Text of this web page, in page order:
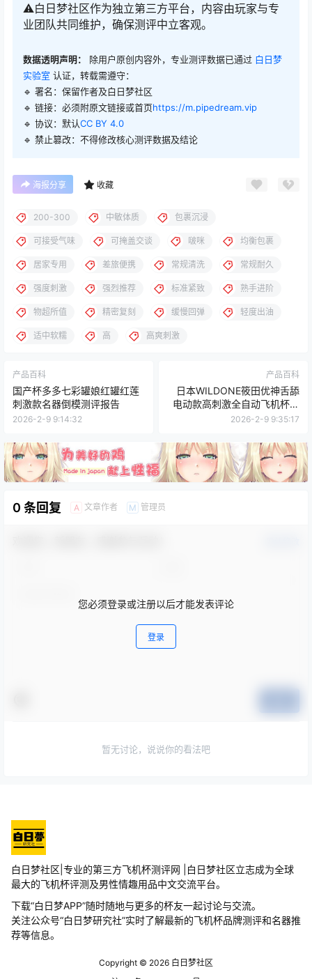
⚠️白日梦社区作为独立第三方平台，内容由玩家与专
业团队共同维护，确保测评中立客观。
数据透明声明： 除用户原创内容外，专业测评数据已通过 白日梦
实验室 认证，转载需遵守：
🔹 署名：保留作者及白日梦社区
🔹 链接：必须附原文链接或首页https://m.pipedream.vip
🔹 协议：默认CC BY 4.0
🔹 禁止篡改：不得修改核心测评数据及结论
海报分享 收藏
200-300 中敏体质 包裹沉浸
可接受气味 可掩盖交谈 啵咪 均衡包裹
居家专用 差旅便携 常规清洗 常规耐久
强度刺激 强烈推荐 标准紧致 熟手进阶
物超所值 精密复刻 缓慢回弹 轻度出油
适中软糯 高 高爽刺激
产品百科
国产杯多多七彩罐娘红罐红莲
刺激款名器倒模测评报告
2026-2-9 9:14:32
产品百科
日本WILDONE筱田优神舌舔
电动款高刺激全自动飞机杯测
评报告
2026-2-9 9:35:17
0 条回复 A 文章作者 M 管理员
您必须登录或注册以后才能发表评论
登录
暂无讨论，说说你的看法吧
白日梦社区|专业的第三方飞机杯测评网 |白日梦社区立志成为全球
最大的飞机杯评测及男性情趣用品中文交流平台。
下载“白日梦APP”随时随地与更多的杯友一起讨论与交流。
关注公众号“白日梦研究社”实时了解最新的飞机杯品牌测评和名器推
荐等信息。
Copyright © 2026 白日梦社区